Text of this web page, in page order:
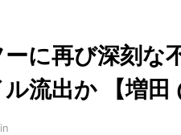
ーに再び深刻な
ル流出か 【増田